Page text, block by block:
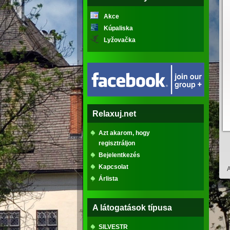
Akce
Kúpaliska
Lyžovačka
Relaxuj.net
Azt akarom, hogy
regisztráljon
Bejelentkezés
Kapcsolat
Árlista
A látogatások típusa
SILVESTR